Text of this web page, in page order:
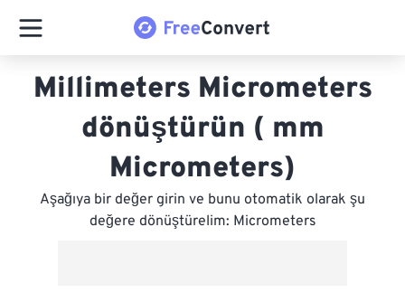
Millimeters Micrometers
dönüştürün ( mm
Micrometers)
Aşağıya bir değer girin ve bunu otomatik olarak şu
değere dönüştürelim: Micrometers